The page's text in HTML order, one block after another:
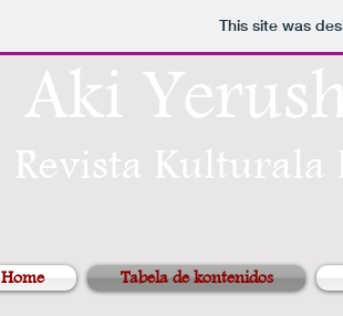
This site was
Aki
Revista
Home Tabela de kontenidos